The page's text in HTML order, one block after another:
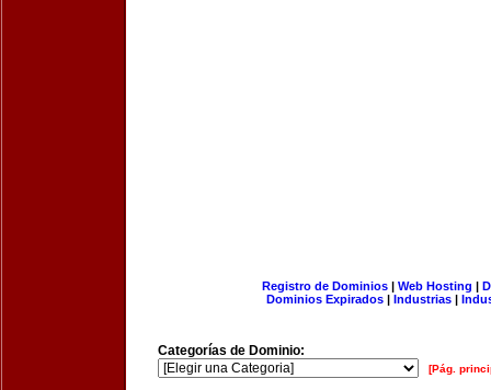
Registro de Dominios| Web Hosting |
Dominios Expirados | Industrias |
Categorías de Dominio:
[Pág.